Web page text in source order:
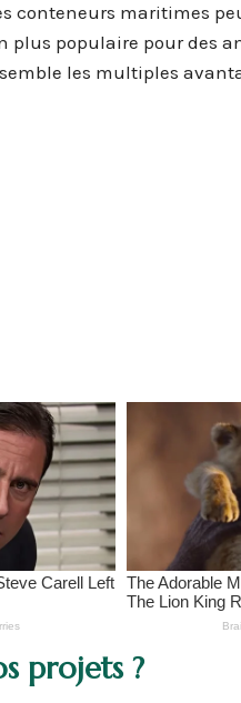
conteneurs maritimes
plus populaire pour des
les multiples
projets ?